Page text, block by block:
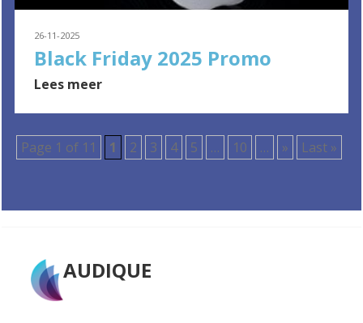
26-11-2025
Black Friday 2025 Promo
Lees meer
Page 1 of 11 1 2 3 4 5 … 10 … » Last »
AUDIQUE